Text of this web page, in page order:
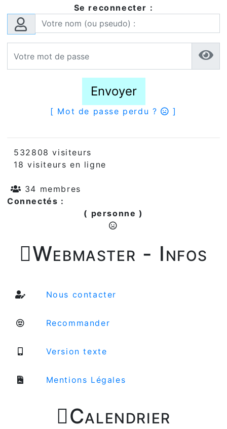
Se reconnecter :
Envoyer
[ Mot de passe perdu ? ]
532808 visiteurs
18 visiteurs en ligne
34 membres
Connectés :
( personne )
Webmaster - Infos
Nous contacter
Recommander
Version texte
Mentions Légales
Calendrier